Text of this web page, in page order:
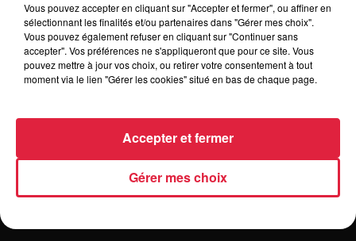
séance de grotte de sel, ou pour l'offre découverte, le lundi
de 13h à 17h
Vous pouvez accepter en cliquant sur "Accepter et fermer", ou affiner en
sélectionnant les finalités et/ou partenaires dans "Gérer mes choix".
Vous pouvez également refuser en cliquant sur "Continuer sans
accepter". Vos préférences ne s'appliqueront que pour ce site. Vous
pouvez mettre à jour vos choix, ou retirer votre consentement à tout
moment via le lien "Gérer les cookies" situé en bas de chaque page.
Gérer mes choix
Accepter et fermer